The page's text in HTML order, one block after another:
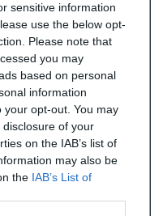
sensitive information
use the below opt-
Please note that
you may
based on personal
information
opt-out. You may
of your
on the IAB’s list of
may also be
the IAB’s List of
(case D21 ou D2)
type de pièce que vous